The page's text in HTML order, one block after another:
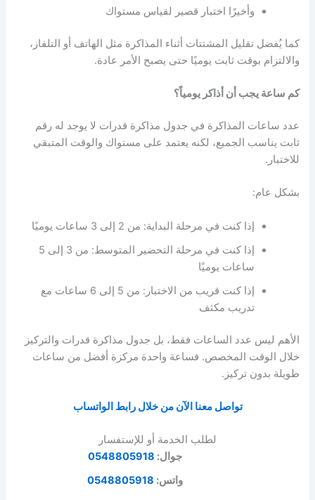
وأخيرًا اختبار قصير لقياس مستواك
كما يُفضل تقليل المشتتات أثناء المذاكرة مثل الهاتف أو التلفاز،
والالتزام بوقت ثابت يوميًا حتى يصبح الأمر عادة.
كم ساعة يجب أن أذاكر يومياً؟
عدد ساعات المذاكرة في جدول مذاكرة قدرات لا يوجد له رقم
ثابت يناسب الجميع، لكنه يعتمد على مستواك والوقت المتبقي
للاختبار.
بشكل عام:
إذا كنت في مرحلة البداية: من 2 إلى 3 ساعات يوميًا
إذا كنت في مرحلة التحضير المتوسط: من 3 إلى 5
ساعات يوميًا
إذا كنت قريب من الاختبار: من 5 إلى 6 ساعات مع
تدريب مكثف
الأهم ليس عدد الساعات فقط، بل جدول مذاكرة قدرات والتركيز
خلال الوقت المخصص. فساعة واحدة مركزة أفضل من ساعات
طويلة بدون تركيز.
تواصل معنا الآن من خلال رابط الواتساب
لطلب الخدمة أو للإستفسار
جوال: 0548805918
واتس: 0548805918